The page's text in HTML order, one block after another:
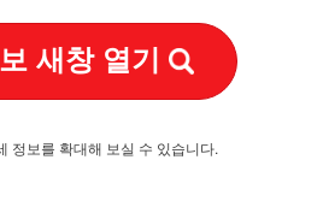
새창 열기
정보를 확대해 보실 수 있습니다.